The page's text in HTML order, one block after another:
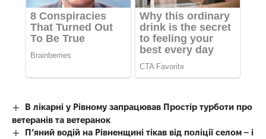
В лікарні у Рівному запрацював Простір турботи про
ветеранів та ветеранок
П’яний водій на Рівненщині тікав від поліції селом – і